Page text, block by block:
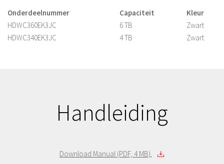
Onderdeelnummer Capaciteit
Kleur
HDWC360EK3JC
6 TB
Zwart
HDWC340EK3JC
4 TB Zwart
Handleiding
Download Manual (PDF, 4 MB)